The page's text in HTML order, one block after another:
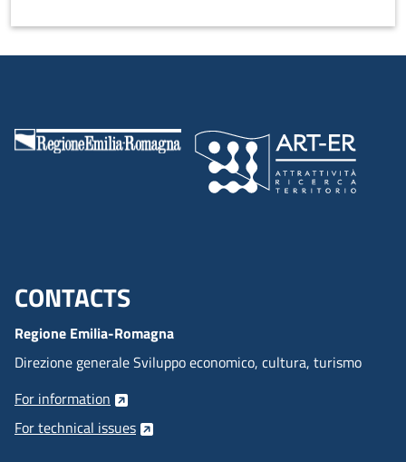
Menu footer inglese
CONTACTS
Regione Emilia-Romagna
Direzione generale Sviluppo economico, cultura, turismo
For information
For technical issues